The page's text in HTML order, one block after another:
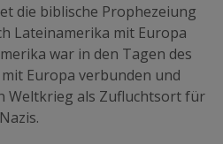
die biblische Prophezeiung
Lateinamerika mit Europa
war in den Tagen des
Europa verbunden und
Weltkrieg als Zufluchtsort für